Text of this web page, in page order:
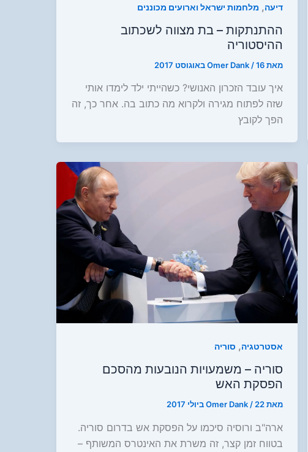
דיעה, מלחמות ישראל וארועים מכוננים
ההתנתקות – בת מצווה לשכתוב
ההיסטוריה
מאת Omer Dank /16 באוגוסט 2017
איך עובד הזכרון האנושי? כשהייתי ילד לימדו אותי
שזה לפתוח מגירה ולקרוא מה כתוב בה. אחר כך, זה
הפך לקובץ
אסטרטגיה, סוריה
סוריה – משמעויות הנובעות מהסכם
הפסקת האש
מאת Omer Dank/22 ביולי 2017
ארה"ב ורוסיה סיכמו על הפסקת אש בדרום סוריה.
בטווח זמן קצר, זה משרת את האינטרס המשותף –